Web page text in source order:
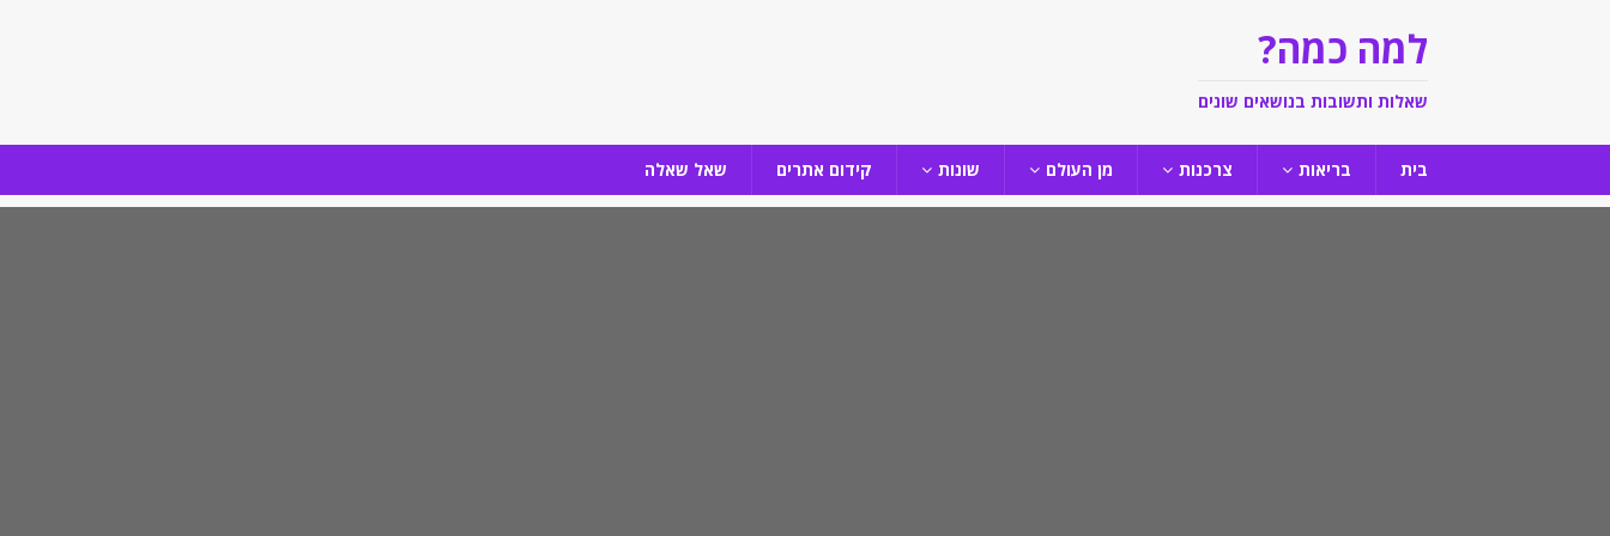
למה כמה?
שאלות ותשובות בנושאים שונים
בית בריאות צרכנות מן העולם שונות קידום אתרים שאל שאלה